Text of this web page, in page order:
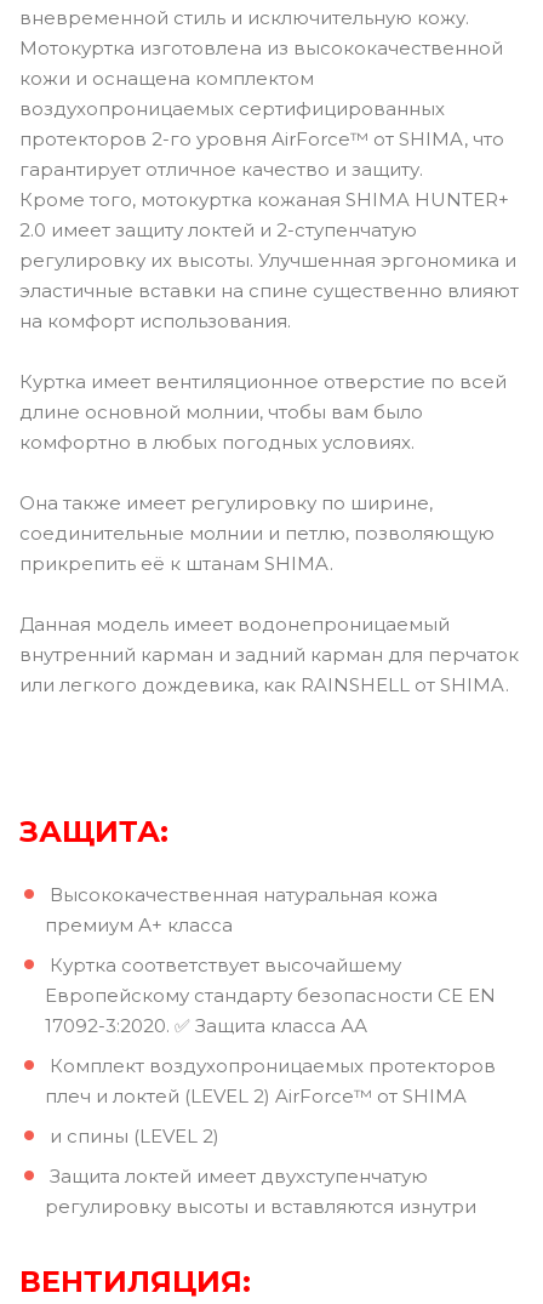
вневременной стиль и исключительную кожу.
Мотокуртка изготовлена из высококачественной
кожи и оснащена комплектом
воздухопроницаемых сертифицированных
протекторов 2-го уровня AirForce™ от SHIMA, что
гарантирует отличное качество и защиту.
Кроме того, мотокуртка кожаная SHIMA HUNTER+
2.0 имеет защиту локтей и 2-ступенчатую
регулировку их высоты. Улучшенная эргономика и
эластичные вставки на спине существенно влияют
на комфорт использования.
Куртка имеет вентиляционное отверстие по всей
длине основной молнии, чтобы вам было
комфортно в любых погодных условиях.
Она также имеет регулировку по ширине,
соединительные молнии и петлю, позволяющую
прикрепить её к штанам SHIMA.
Данная модель имеет водонепроницаемый
внутренний карман и задний карман для перчаток
или легкого дождевика, как RAINSHELL от SHIMA.
ЗАЩИТА:
Высококачественная натуральная кожа
премиум А+ класса
Куртка соответствует высочайшему
Европейскому стандарту безопасности CE EN
17092-3:2020. ✅ Защита класса АА
Комплект воздухопроницаемых протекторов
плеч и локтей (LEVEL 2) AirForce™ от SHIMA
и спины (LEVEL 2)
Защита локтей имеет двухступенчатую
регулировку высоты и вставляются изнутри
ВЕНТИЛЯЦИЯ: